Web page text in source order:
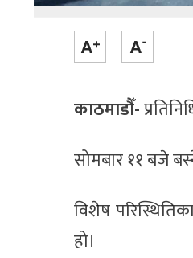
काठमाडौँ-
सोमबार ११ बजे
विशेष
हो।